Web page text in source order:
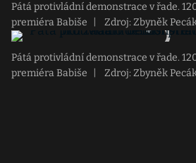
Pátá protivládní demonstrace v řade.
premiéra Babiše
Zdroj: Zbyněk
Pátá protivládní demonstrace v řade.
premiéra Babiše
Zdroj: Zbyněk